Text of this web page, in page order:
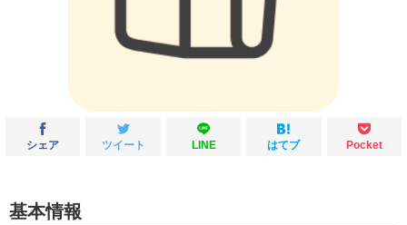
シェア ツイート LINE はてブ Pocket
基本情報